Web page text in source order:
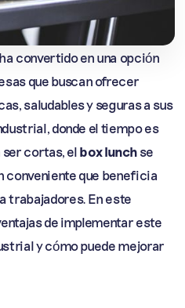
convertido en una opción
que buscan ofrecer
saludables y seguras a sus
donde el tiempo es
ser cortas, el box lunch se
conveniente que beneficia
trabajadores. En este
de implementar este
y cómo puede mejorar